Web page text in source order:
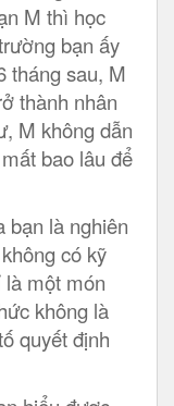
M thì học
bạn ấy
tháng sau, M
thành nhân
M không dẫn
bao lâu để
bạn là nghiên
có kỹ
một món
không là
quyết định